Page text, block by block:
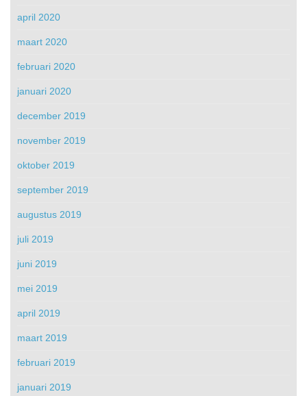
april 2020
maart 2020
februari 2020
januari 2020
december 2019
november 2019
oktober 2019
september 2019
augustus 2019
juli 2019
juni 2019
mei 2019
april 2019
maart 2019
februari 2019
januari 2019